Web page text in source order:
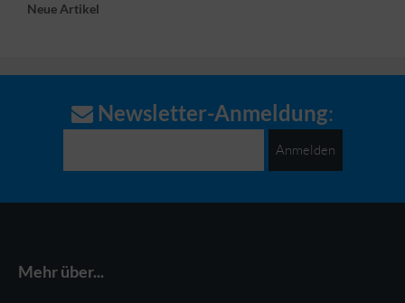
155,77 EUR
Neue Artikel
Newsletter-Anmeldung
Anmelden
Mehr über...